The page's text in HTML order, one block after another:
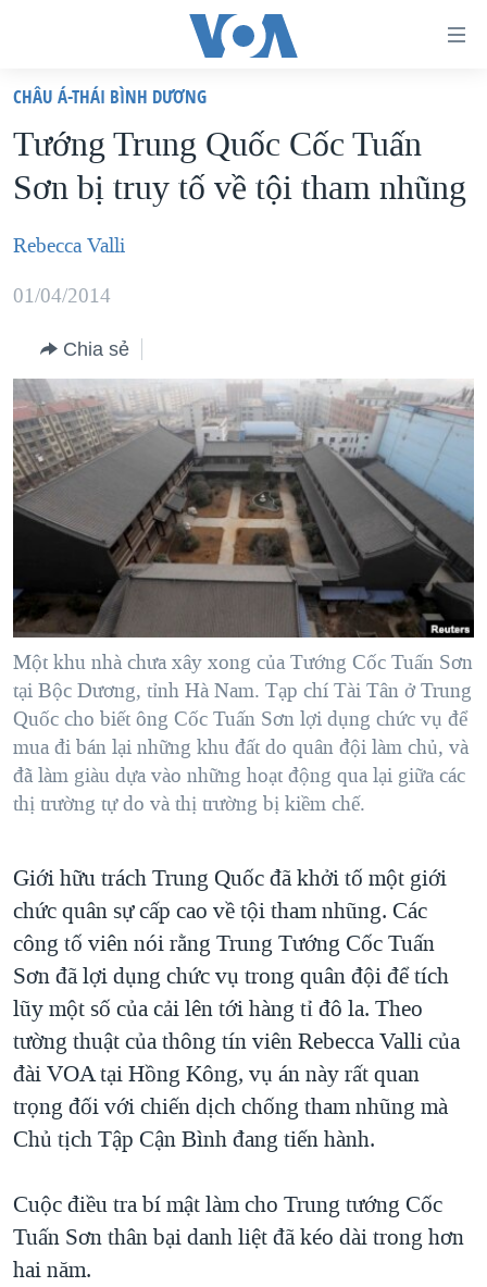
truy
cập
Tới
dung
chính
hướng
chính
Đi
tới
"Tìm"
VIỆT NAM
HOA KỲ
BIỂN ĐÔNG
DIỄN ĐÀN
MỤC
TỰ DO BÁO CHÍ
VẠCH TRẦN TIN GIẢ
NGƯỜI VIỆT HẢI NGOẠI
ĐỜI SỐNG
KINH TẾ
KHOA HỌC
SỨC KHOẺ
VĂN HOÁ
THỂ THAO
GIÁO DỤC
CHUYÊN ĐỀ
CHIẾN TRANH THƯƠNG MẠI CỦA MỸ: QUÁ KHỨ VÀ HIỆN
HÀNH TRÌNH BẦU CỬ 2024
MỘT NĂM CHIẾN TRANH TẠI DẢI GAZA
GIẢI MÃ VÀNH ĐAI & CON ĐƯỜNG
TRỊNH VĨNH BÌNH - NGƯỜI HẠ 'BÊN THẮNG CUỘC'
GROUND ZERO – XƯA VÀ NAY
CHI PHÍ CHIẾN TRANH AFGHANISTAN
CÁC GIÁ TRỊ CỘNG HÒA Ở VIỆT NAM
TRỊNH VĨNH BÌNH VS. CHÍNH PHỦ VIỆT NAM
NGƯ DÂN VIỆT VÀ LÀN SÓNG TRỘM HẢI SÂM
BÊN KIA QUỐC LỘ: TIẾNG VỌNG TỪ NÔNG THÔN MỸ
QUAN HỆ VIỆT MỸ
HỌC TIẾNG ANH
VIDEO
MẠNG XÃ HỘI
Ngôn ngữ khác
CHÂU Á-THÁI BÌNH DƯƠNG
Tướng Trung Quốc Cốc Tuấn
Sơn bị truy tố về tội tham nhũng
Rebecca Valli
01/04/2014
Chia sẻ
Một khu nhà chưa xây xong của Tướng Cốc Tuấn Sơn
tại Bộc Dương, tỉnh Hà Nam. Tạp chí Tài Tân ở Trung
Quốc cho biết ông Cốc Tuấn Sơn lợi dụng chức vụ để
mua đi bán lại những khu đất do quân đội làm chủ, và
đã làm giàu dựa vào những hoạt động qua lại giữa các
thị trường tự do và thị trường bị kiềm chế.
Giới hữu trách Trung Quốc đã khởi tố một giới
chức quân sự cấp cao về tội tham nhũng. Các
công tố viên nói rằng Trung Tướng Cốc Tuấn
Sơn đã lợi dụng chức vụ trong quân đội để tích
lũy một số của cải lên tới hàng tỉ đô la. Theo
tường thuật của thông tín viên Rebecca Valli của
đài VOA tại Hồng Kông, vụ án này rất quan
trọng đối với chiến dịch chống tham nhũng mà
Chủ tịch Tập Cận Bình đang tiến hành.
Cuộc điều tra bí mật làm cho Trung tướng Cốc
Tuấn Sơn thân bại danh liệt đã kéo dài trong hơn
hai năm.